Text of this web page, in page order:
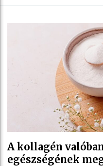
A kollagén
egészségének